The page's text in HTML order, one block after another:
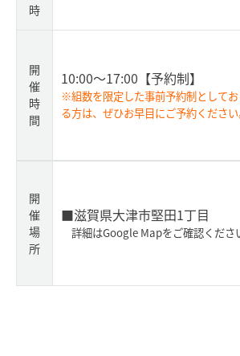
時
開
催
時
間
10:00～17:00 【予約制】
※組数を限定した事前予約制として
る方は、ぜひお早目にご予約ください
開
催
場
所
■滋賀県大津市堅田1丁目
詳細はGoogle Mapをご確認くださ